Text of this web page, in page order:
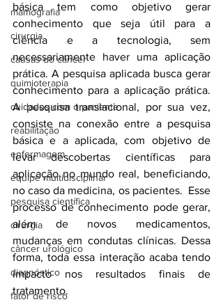
mamografia
cirurgia
causas do câncer
quimioterapia
cuidados com o paciente
reabilitação
enfermagem
equipe multidisciplinar
pesquisa científica
cirurgia
câncer urológico
diagnóstico
fator de risco
básica tem como objetivo gerar
conhecimento que seja útil para a
ciência e a tecnologia, sem
necessariamente haver uma aplicação
prática. A pesquisa aplicada busca gerar
conhecimento para a aplicação prática.
A pesquisa translacional, por sua vez,
consiste na conexão entre a pesquisa
básica e a aplicada, com objetivo de
levar descobertas científicas para
aplicação no mundo real, beneficiando,
no caso da medicina, os pacientes.  Esse
processo de conhecimento pode gerar,
além de novos medicamentos,
mudanças em condutas clínicas. Dessa
forma, toda essa interação acaba tendo
impacto nos resultados finais de
tratamento.